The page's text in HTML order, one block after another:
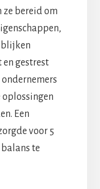
ze bereid om
blijken
gestrest
oplossingen
Een
voor 5
te